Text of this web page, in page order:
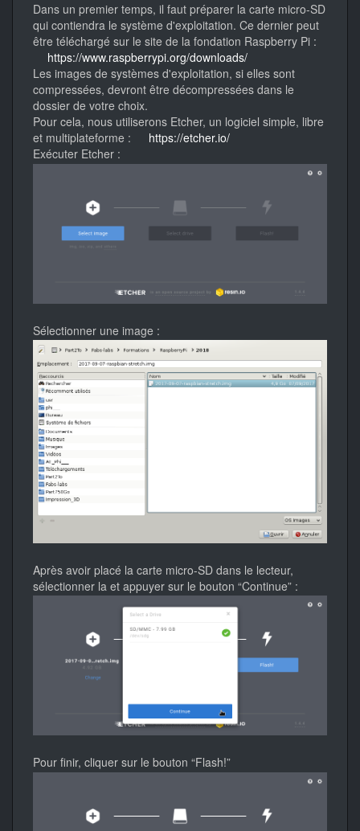
Dans un premier temps, il faut préparer la carte micro-SD
qui contiendra le système d'exploitation. Ce dernier peut
être téléchargé sur le site de la fondation Raspberry Pi :
https://www.raspberrypi.org/downloads/
Les images de systèmes d'exploitation, si elles sont
compressées, devront être décompressées dans le
dossier de votre choix.
Pour cela, nous utiliserons Etcher, un logiciel simple, libre
et multiplateforme :
https://etcher.io/
Exécuter Etcher :
Sélectionner une image :
Après avoir placé la carte micro-SD dans le lecteur,
sélectionner la et appuyer sur le bouton “Continue” :
Pour finir, cliquer sur le bouton “Flash!”